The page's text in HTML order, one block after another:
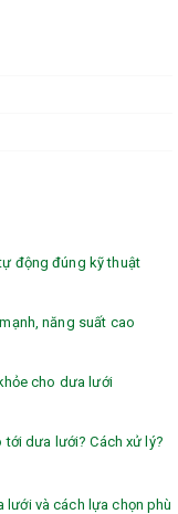
động đúng kỹ thuật
năng suất cao
cho dưa lưới
tới dưa lưới? Cách xử lý?
lưới và cách lựa chọn phù